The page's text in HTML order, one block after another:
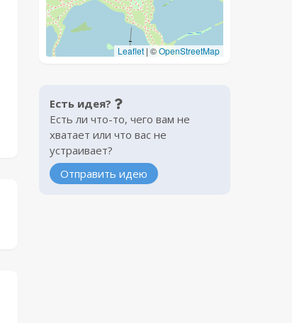
Leaflet | ©OpenStreetMap
Есть идея?
Есть ли что-то, чего вам не
хватает или что вас не
устраивает?
Отправить идею